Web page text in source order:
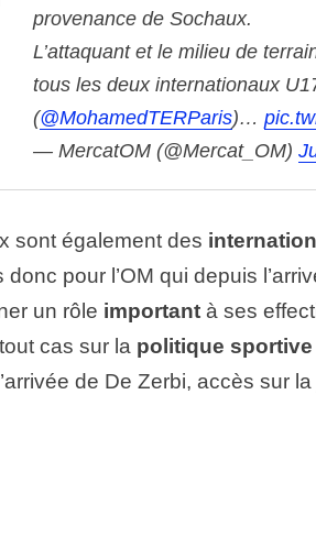
provenance de Sochaux.
L’attaquant et le milieu de
tous les deux internationaux
(@MohamedTERParis)…
— MercatOM (@Mercat_OM)
sont également des
donc pour l’OM qui depuis
un rôle important à ses
cas sur la politique sportive
de De Zerbi, accès sur